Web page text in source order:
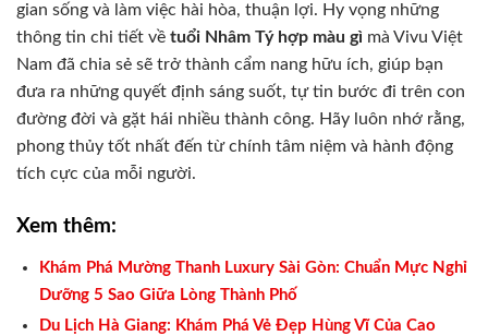
gian sống và làm việc hài hòa, thuận lợi. Hy vọng những
thông tin chi tiết về tuổi Nhâm Tý hợp màu gì mà Vivu Việt
Nam đã chia sẻ sẽ trở thành cẩm nang hữu ích, giúp bạn
đưa ra những quyết định sáng suốt, tự tin bước đi trên con
đường đời và gặt hái nhiều thành công. Hãy luôn nhớ rằng,
phong thủy tốt nhất đến từ chính tâm niệm và hành động
tích cực của mỗi người.
Xem thêm:
Khám Phá Mường Thanh Luxury Sài Gòn: Chuẩn Mực Nghỉ
Dưỡng 5 Sao Giữa Lòng Thành Phố
Du Lịch Hà Giang: Khám Phá Vẻ Đẹp Hùng Vĩ Của Cao